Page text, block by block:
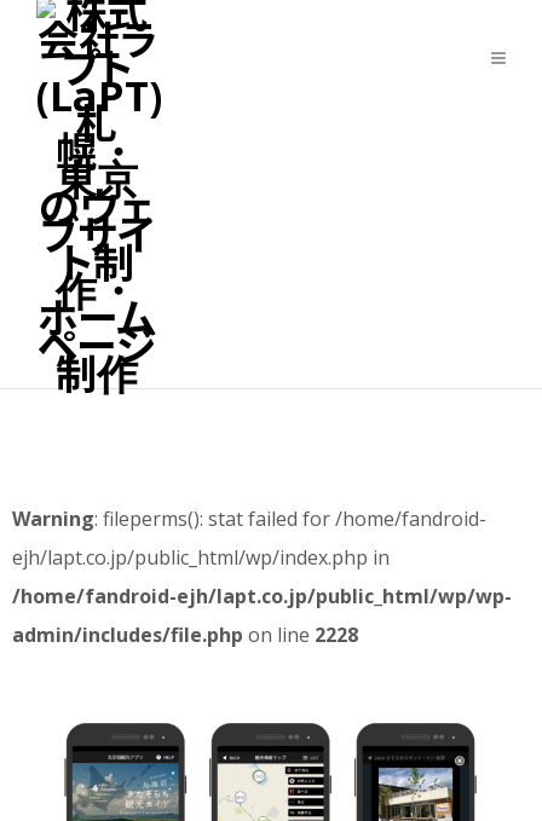
Warning: fileperms(): stat failed for /home/fandroid-
ejh/lapt.co.jp/public_html/wp/index.php in
/home/fandroid-ejh/lapt.co.jp/public_html/wp/wp-
admin/includes/file.php on line 2228